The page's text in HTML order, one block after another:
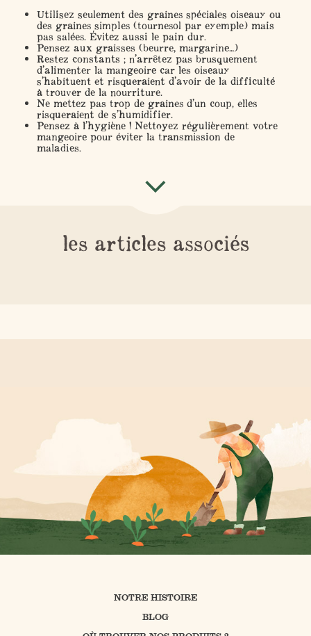
Utilisez seulement des graines spéciales oiseaux ou
des graines simples (tournesol par exemple) mais
pas salées. Évitez aussi le pain dur.
Pensez aux graisses (beurre, margarine…)
Restez constants ; n’arrêtez pas brusquement
d’alimenter la mangeoire car les oiseaux
s’habituent et risqueraient d’avoir de la difficulté
à trouver de la nourriture.
Ne mettez pas trop de graines d’un coup, elles
risqueraient de s’humidifier.
Pensez à l’hygiène ! Nettoyez régulièrement votre
mangeoire pour éviter la transmission de
maladies.
les articles associés
NOTRE HISTOIRE
BLOG